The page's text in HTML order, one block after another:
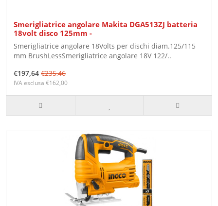
Smerigliatrice angolare Makita DGA513ZJ batteria
18volt disco 125mm -
Smerigliatrice angolare 18Volts per dischi diam.125/115
mm BrushLessSmerigliatrice angolare 18V 122/..
€197,64 €235,46
IVA esclusa €162,00